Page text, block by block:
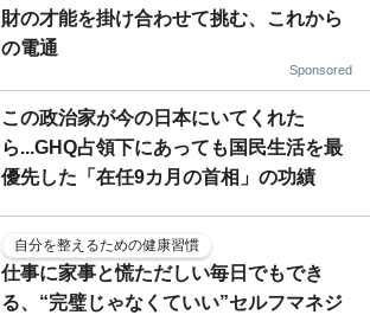
財の才能を掛け合わせて挑む、これから
の電通
Sponsored
この政治家が今の日本にいてくれた
ら...GHQ占領下にあっても国民生活を最
優先した「在任9カ月の首相」の功績
自分を整えるための健康習慣
仕事に家事と慌ただしい毎日でもでき
る、“完璧じゃなくていい”セルフマネジ